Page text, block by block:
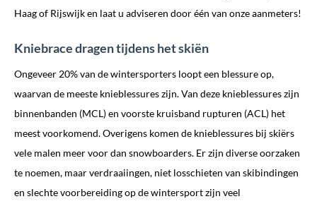
Haag of Rijswijk en laat u adviseren door één van onze aanmeters!
Kniebrace dragen tijdens het skiën
Ongeveer 20% van de wintersporters loopt een blessure op,
waarvan de meeste knieblessures zijn. Van deze knieblessures zijn
binnenbanden (MCL) en voorste kruisband rupturen (ACL) het
meest voorkomend. Overigens komen de knieblessures bij skiërs
vele malen meer voor dan snowboarders. Er zijn diverse oorzaken
te noemen, maar verdraaiingen, niet losschieten van skibindingen
en slechte voorbereiding op de wintersport zijn veel